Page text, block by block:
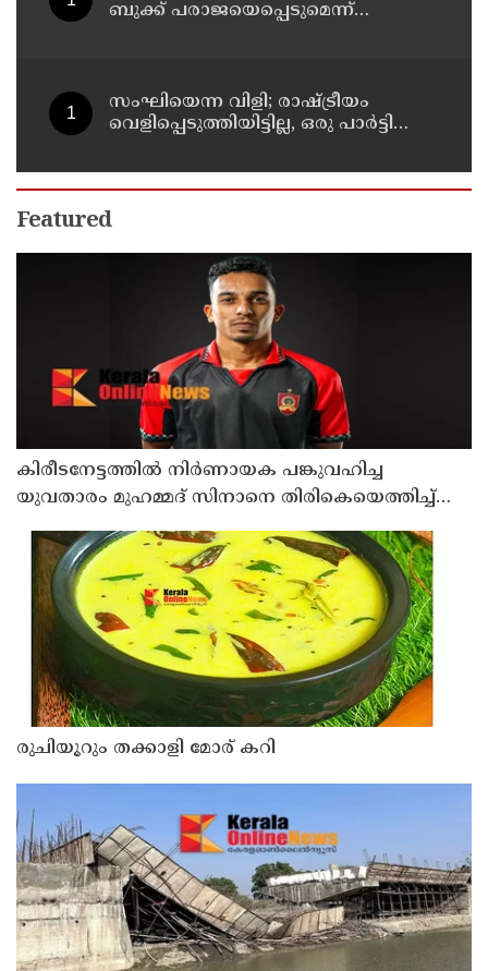
ബുക്ക് പരാജയെപ്പെടുമെന്ന്
സംഘിയെന്ന വിളി; രാഷ്ട്രീയം
വെളിപ്പെടുത്തിയിട്ടില്ല, ഒരു പാര്‍ട്ടിയും
മാധവന്‍
Featured
കിരീടനേട്ടത്തില്‍ നിര്‍ണായക പങ്കുവഹിച്ച
യുവതാരം മുഹമ്മദ് സിനാനെ തിരികെയെത്തിച്ച്
രുചിയൂറും തക്കാളി മോര് കറി